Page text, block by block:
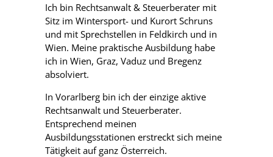
Ich bin Rechtsanwalt & Steuerberater mit
Sitz im Wintersport- und Kurort Schruns
und mit Sprechstellen in Feldkirch und in
Wien. Meine praktische Ausbildung habe
ich in Wien, Graz, Vaduz und Bregenz
absolviert.
In Vorarlberg bin ich der einzige aktive
Rechtsanwalt und Steuerberater.
Entsprechend meinen
Ausbildungsstationen erstreckt sich meine
Tätigkeit auf ganz Österreich.